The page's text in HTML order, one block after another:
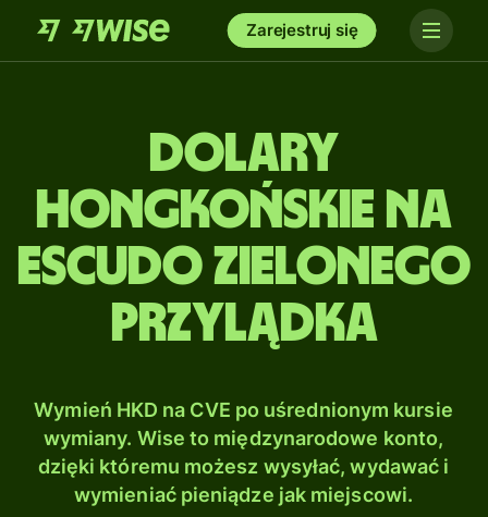
Zarejestruj się
Dolary
hongkońskie na
Escudo Zielonego
Przylądka
Wymień HKD na CVE po uśrednionym kursie
wymiany. Wise to międzynarodowe konto,
dzięki któremu możesz wysyłać, wydawać i
wymieniać pieniądze jak miejscowi.